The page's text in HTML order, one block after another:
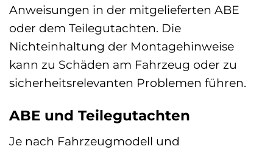
Anweisungen in der mitgelieferten ABE
oder dem Teilegutachten. Die
Nichteinhaltung der Montagehinweise
kann zu Schäden am Fahrzeug oder zu
sicherheitsrelevanten Problemen führen.
ABE und Teilegutachten
Je nach Fahrzeugmodell und